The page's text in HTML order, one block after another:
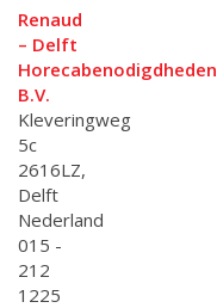
Renaud
– Delft
Horecabenodigdheden
B.V.
Kleveringweg
5c
2616LZ,
Delft
Nederland
015 -
212
1225